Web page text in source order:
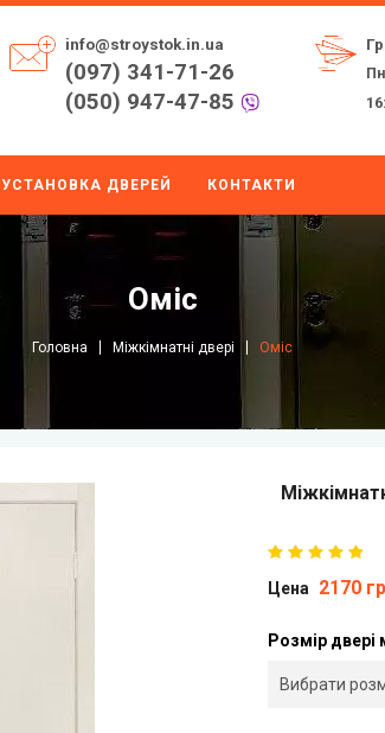
info@stroystok.in.ua
(097) 341-71-26
(050) 947-47-85
УСТАНОВКА ДВЕРЕЙ КОНТАКТИ
Оміс
Головна Міжкімнатні двері Оміс
Цена 2170
Розмір двері